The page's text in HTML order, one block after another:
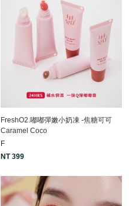
FreshO2.嘟嘟彈嫩小奶凍 -焦糖可可
Caramel Coco
F
NT 399